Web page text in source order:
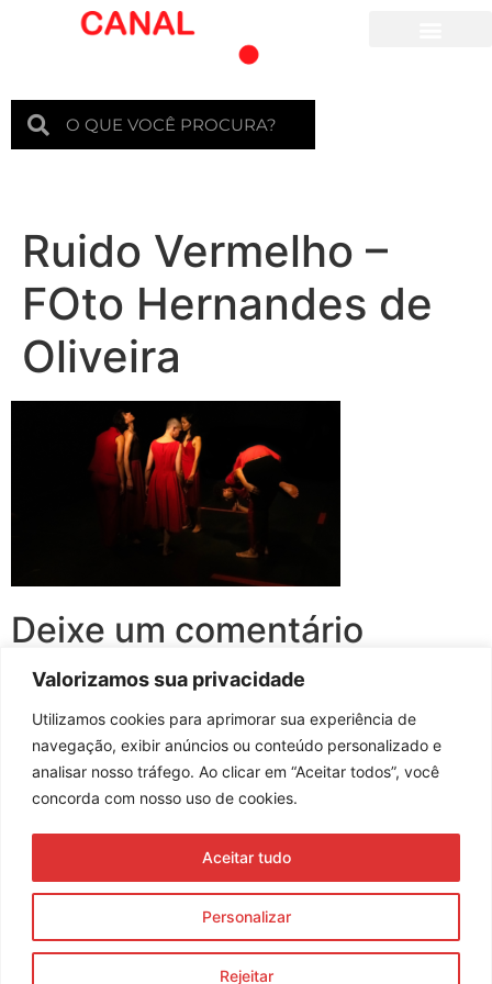
Valorizamos sua privacidade
Utilizamos cookies para aprimorar sua experiência de
navegação, exibir anúncios ou conteúdo personalizado e
analisar nosso tráfego. Ao clicar em “Aceitar todos”, você
concorda com nosso uso de cookies.
Personalizar
Rejeitar
Aceitar tudo
Ruido Vermelho –
FOto Hernandes de
Oliveira
Deixe um comentário
Você precisa fazer o loginpara publicar um comentário.
Assine nossa newsletter
Enviar
© 2023 Morente Forte. Todos os direitos reservados